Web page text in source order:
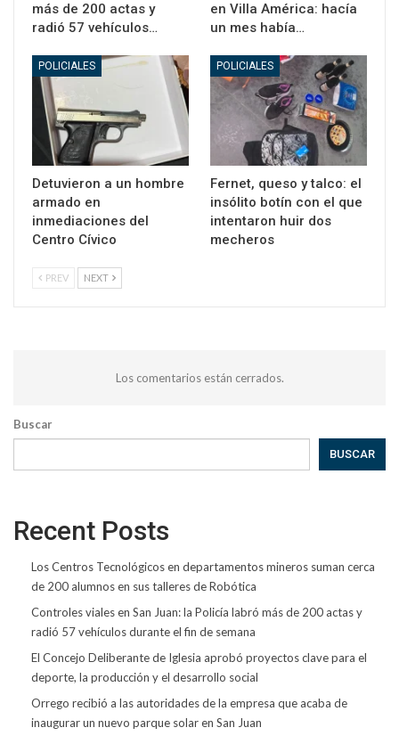
más de 200 actas y
radió 57 vehículos…
en Villa América: hacía
un mes había…
POLICIALES
Detuvieron a un hombre
armado en
inmediaciones del
Centro Cívico
POLICIALES
Fernet, queso y talco: el
insólito botín con el que
intentaron huir dos
mecheros
PREV NEXT
Los comentarios están cerrados.
Buscar
BUSCAR
Recent Posts
Los Centros Tecnológicos en departamentos mineros suman cerca
de 200 alumnos en sus talleres de Robótica
Controles viales en San Juan: la Policía labró más de 200 actas y
radió 57 vehículos durante el fin de semana
El Concejo Deliberante de Iglesia aprobó proyectos clave para el
deporte, la producción y el desarrollo social
Orrego recibió a las autoridades de la empresa que acaba de
inaugurar un nuevo parque solar en San Juan